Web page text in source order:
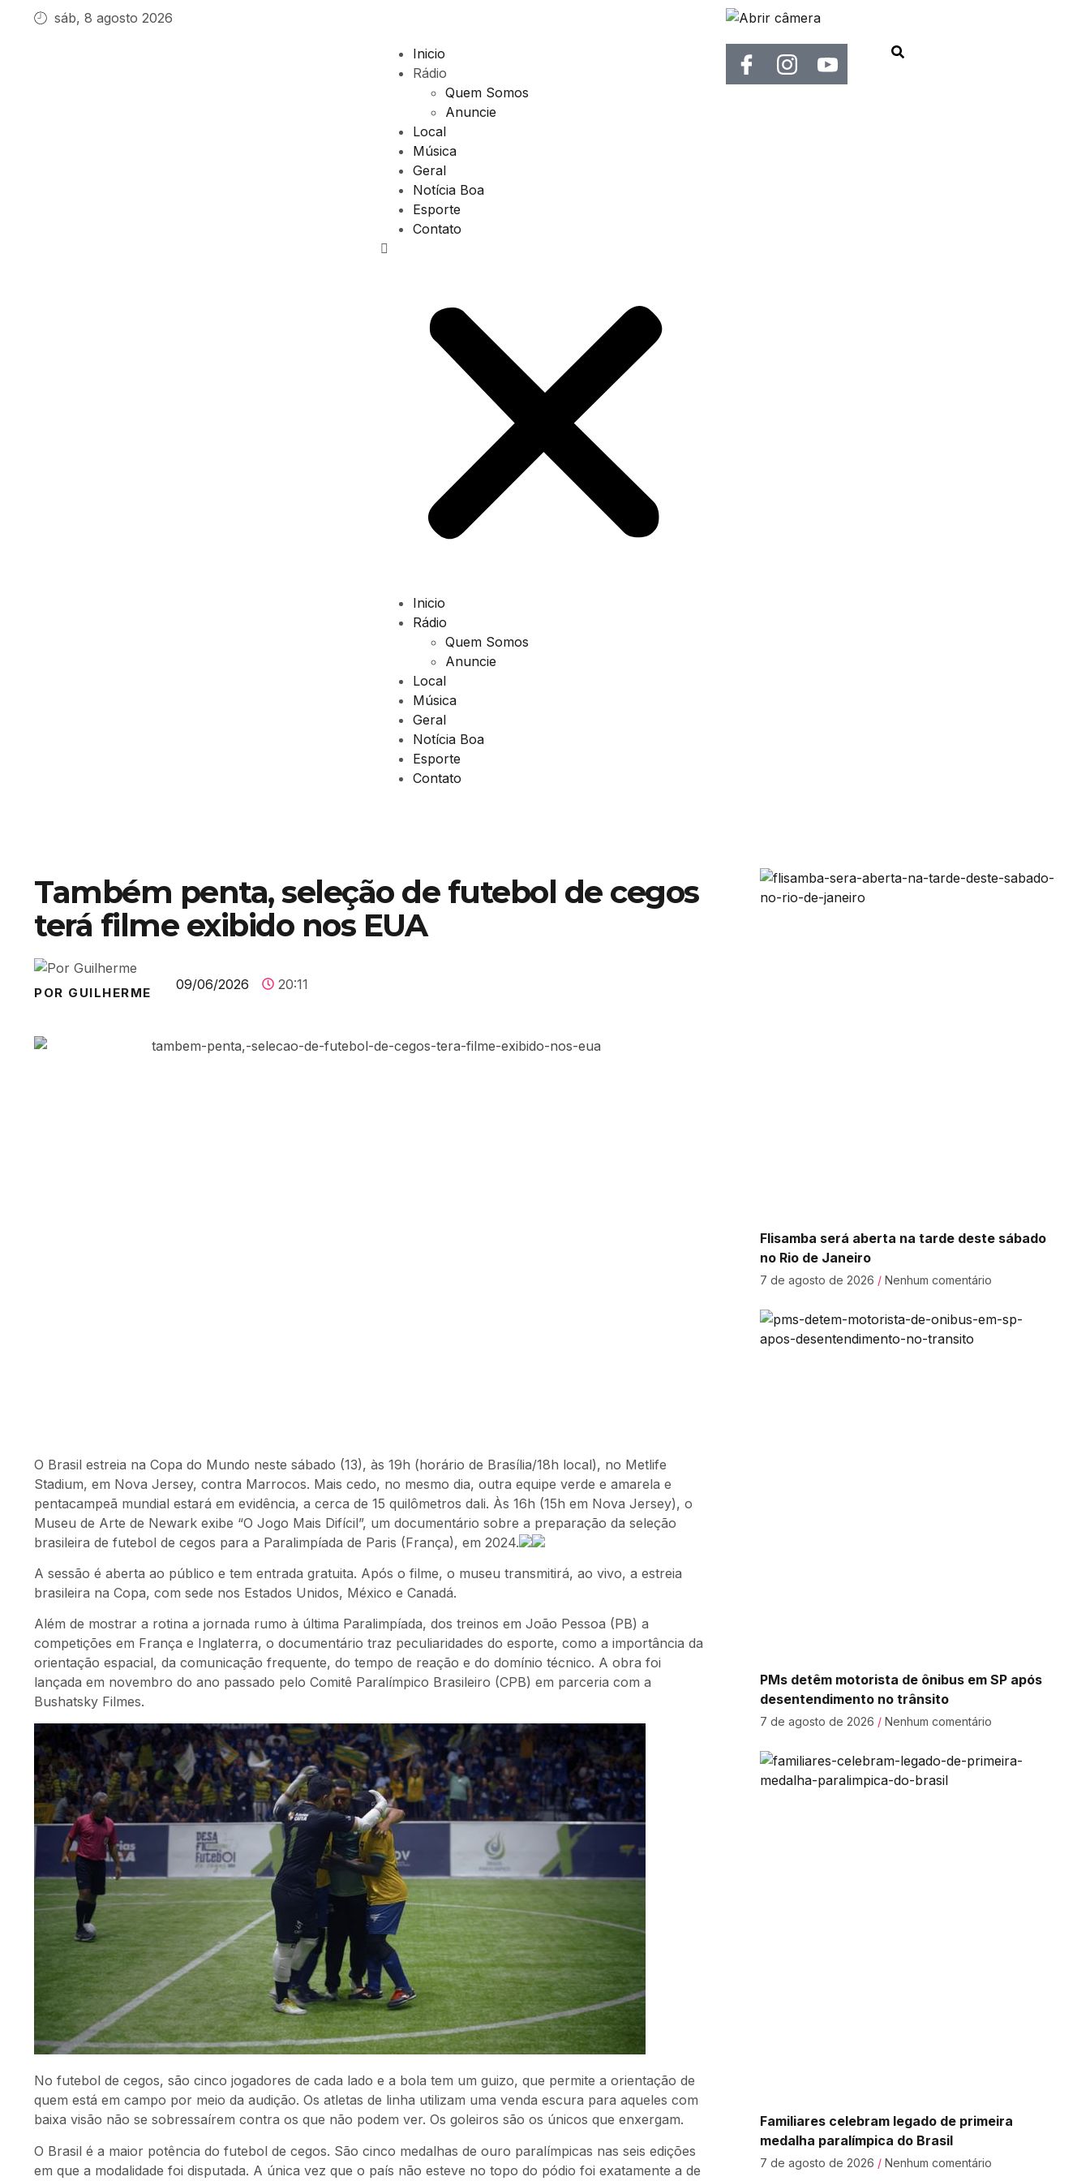
sáb, 8 agosto 2026
Inicio
Rádio
Quem Somos
Anuncie
Local
Música
Geral
Notícia Boa
Esporte
Contato
Inicio
Rádio
Quem Somos
Anuncie
Local
Música
Geral
Notícia Boa
Esporte
Contato
Também penta, seleção de futebol de cegos
terá filme exibido nos EUA
POR GUILHERME
09/06/2026 20:11
O Brasil estreia na Copa do Mundo neste sábado (13), às 19h (horário de Brasília/18h local), no Metlife
Stadium, em Nova Jersey, contra Marrocos. Mais cedo, no mesmo dia, outra equipe verde e amarela e
pentacampeã mundial estará em evidência, a cerca de 15 quilômetros dali. Às 16h (15h em Nova Jersey), o
Museu de Arte de Newark exibe “O Jogo Mais Difícil”, um documentário sobre a preparação da seleção
brasileira de futebol de cegos para a Paralimpíada de Paris (França), em 2024.
A sessão é aberta ao público e tem entrada gratuita. Após o filme, o museu transmitirá, ao vivo, a estreia
brasileira na Copa, com sede nos Estados Unidos, México e Canadá.
Além de mostrar a rotina a jornada rumo à última Paralimpíada, dos treinos em João Pessoa (PB) a
competições em França e Inglaterra, o documentário traz peculiaridades do esporte, como a importância da
orientação espacial, da comunicação frequente, do tempo de reação e do domínio técnico. A obra foi
lançada em novembro do ano passado pelo Comitê Paralímpico Brasileiro (CPB) em parceria com a
Bushatsky Filmes.
No futebol de cegos, são cinco jogadores de cada lado e a bola tem um guizo, que permite a orientação de
quem está em campo por meio da audição. Os atletas de linha utilizam uma venda escura para aqueles com
baixa visão não se sobressaírem contra os que não podem ver. Os goleiros são os únicos que enxergam.
O Brasil é a maior potência do futebol de cegos. São cinco medalhas de ouro paralímpicas nas seis edições
em que a modalidade foi disputada. A única vez que o país não esteve no topo do pódio foi exatamente a de
Flisamba será aberta na tarde deste sábado
no Rio de Janeiro
7 de agosto de 2026 Nenhum comentário
PMs detêm motorista de ônibus em SP após
desentendimento no trânsito
7 de agosto de 2026 Nenhum comentário
Familiares celebram legado de primeira
medalha paralímpica do Brasil
7 de agosto de 2026 Nenhum comentário